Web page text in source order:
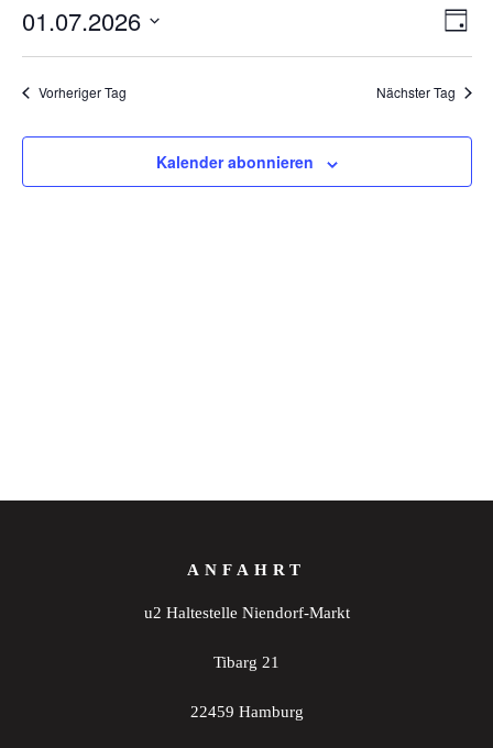
Juli
2026
Tag
01.07.2026
Vorheriger Tag Nächster Tag
Kalender abonnieren
ANFAHRT
u2 Haltestelle Niendorf-Markt
Tibarg 21
22459 Hamburg